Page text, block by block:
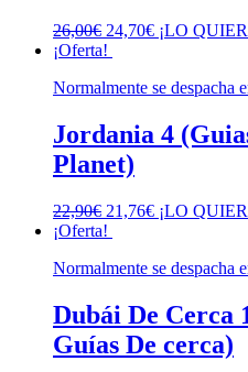
26,00€ El
precio
era:
24,70€El
es:
¡LO
¡Oferta!
Normalmente se despacha
Jordania 4
Planet)
22,90€ El
precio
era:
21,76€El
es:
¡LO
¡Oferta!
Normalmente se despacha
Dubái De Cerca
Guías De cerca)